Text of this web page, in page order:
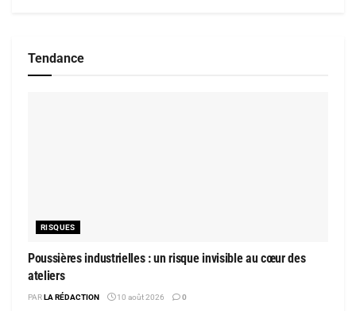
Tendance
RISQUES
Poussières industrielles : un risque invisible au cœur des
ateliers
PARLA RÉDACTION 10 août 2026 0